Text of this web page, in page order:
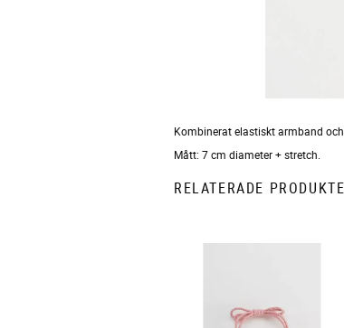
Kombinerat elastiskt armband
Mått: 7 cm diameter + stretch.
RELATERADE